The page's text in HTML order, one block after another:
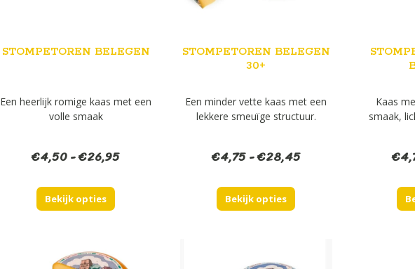
STOMPETOREN BELEGEN
Een heerlijk romige kaas met een
volle smaak
€4,50-€26,95Prijsklasse:
Bekijk opties
STOMPETOREN BELEGEN
30+
Een minder vette kaas met een
lekkere smeuïge structuur.
€4,75-€28,45Prijsklasse:
Bekijk opties
Kaas
smaak,
€